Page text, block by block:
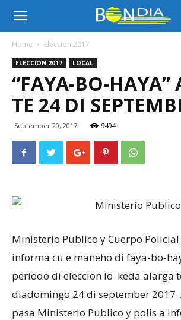
Bon
Dia
Home Eleccion 2017
ELECCION 2017 LOCAL
“FAYA-BO-HAYA”
TE 24 DI
September 20, 2017 9494
Ministerio Publico y Cuerpo
informa cu e maneho di faya-bo-
periodo di eleccion lo keda alarga
diadomingo 24 di september
pasa Ministerio Publico y polis a